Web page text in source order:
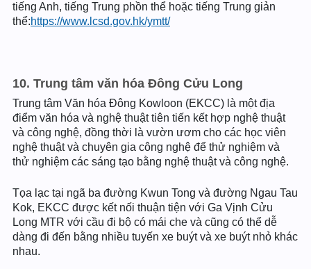
tiếng Anh, tiếng Trung phồn thể hoặc tiếng Trung giản
thể:https://www.lcsd.gov.hk/ymtt/
10. Trung tâm văn hóa Đông Cửu Long
Trung tâm Văn hóa Đông Kowloon (EKCC) là một địa
điểm văn hóa và nghệ thuật tiên tiến kết hợp nghệ thuật
và công nghệ, đồng thời là vườn ươm cho các học viên
nghệ thuật và chuyên gia công nghệ để thử nghiệm và
thử nghiệm các sáng tạo bằng nghệ thuật và công nghệ.
Tọa lạc tại ngã ba đường Kwun Tong và đường Ngau Tau
Kok, EKCC được kết nối thuận tiện với Ga Vịnh Cửu
Long MTR với cầu đi bộ có mái che và cũng có thể dễ
dàng đi đến bằng nhiều tuyến xe buýt và xe buýt nhỏ khác
nhau.